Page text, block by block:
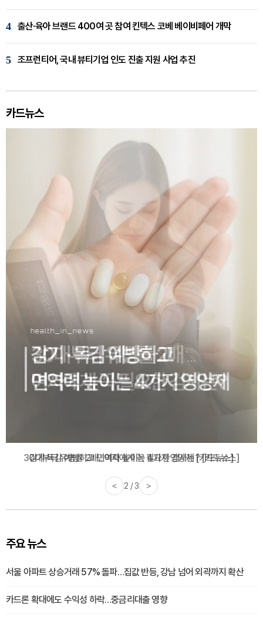
4 출산·육아 브랜드 400여 곳 참여 킨텍스 코베 베이비페어 개막
5 조프런티어, 국내 뷰티기업 인도 진출 지원 사업 추진
카드뉴스
감기·독감 예방하고 면역력 높이는 4가지 영양제 [카드뉴스]
< 3 / 3 >
주요 뉴스
서울 아파트 상승거래 57% 돌파…집값 반등, 강남 넘어 외곽까지 확산
카드론 확대에도 수익성 하락…중금리대출 영향